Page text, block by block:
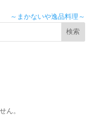
～まかないや逸品料理～
検索
ん。